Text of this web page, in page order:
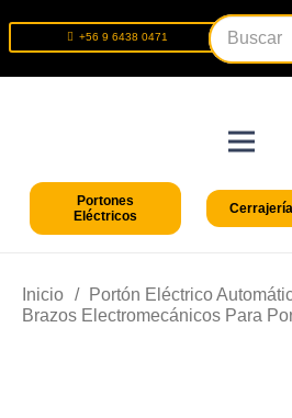
+56 9 6438 0471
Portones
Eléctricos
Cerrajería
Inicio / Portón Eléctrico
Brazos Electromecánicos Para